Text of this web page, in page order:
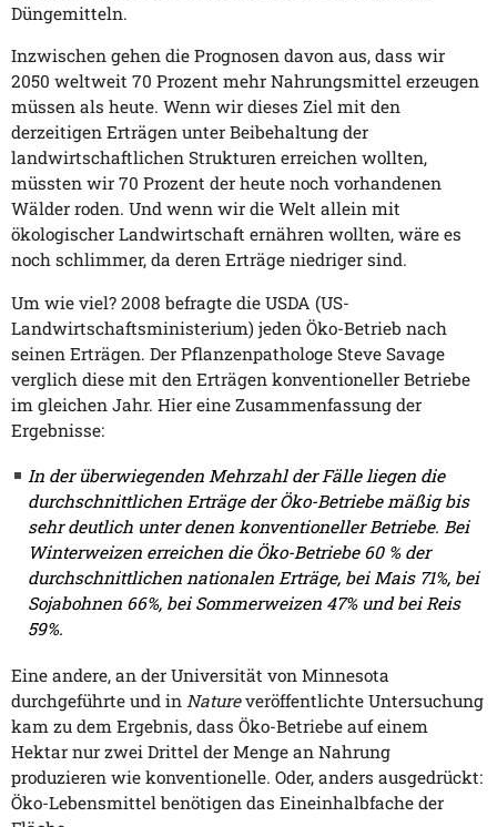
Düngemitteln.
Inzwischen gehen die Prognosen davon aus, dass wir
2050 weltweit 70 Prozent mehr Nahrungsmittel erzeugen
müssen als heute. Wenn wir dieses Ziel mit den
derzeitigen Erträgen unter Beibehaltung der
landwirtschaftlichen Strukturen erreichen wollten,
müssten wir 70 Prozent der heute noch vorhandenen
Wälder roden. Und wenn wir die Welt allein mit
ökologischer Landwirtschaft ernähren wollten, wäre es
noch schlimmer, da deren Erträge niedriger sind.
Um wie viel? 2008 befragte die USDA (US-
Landwirtschaftsministerium) jeden Öko-Betrieb nach
seinen Erträgen. Der Pflanzenpathologe Steve Savage
verglich diese mit den Erträgen konventioneller Betriebe
im gleichen Jahr. Hier eine Zusammenfassung der
Ergebnisse:
In der überwiegenden Mehrzahl der Fälle liegen die
durchschnittlichen Erträge der Öko-Betriebe mäßig bis
sehr deutlich unter denen konventioneller Betriebe. Bei
Winterweizen erreichen die Öko-Betriebe 60 % der
durchschnittlichen nationalen Erträge, bei Mais 71%, bei
Sojabohnen 66%, bei Sommerweizen 47% und bei Reis
59%.
Eine andere, an der Universität von Minnesota
durchgeführte und in Natureveröffentlichte Untersuchung
kam zu dem Ergebnis, dass Öko-Betriebe auf einem
Hektar nur zwei Drittel der Menge an Nahrung
produzieren wie konventionelle. Oder, anders ausgedrückt:
Öko-Lebensmittel benötigen das Eineinhalbfache der